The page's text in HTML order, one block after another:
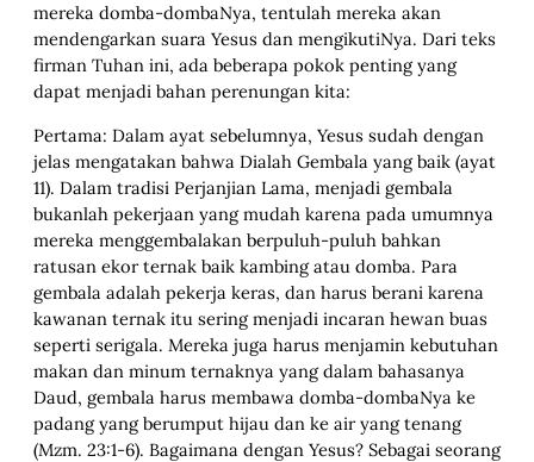
mereka domba-dombaNya, tentulah mereka akan
mendengarkan suara Yesus dan mengikutiNya. Dari teks
firman Tuhan ini, ada beberapa pokok penting yang
dapat menjadi bahan perenungan kita:
Pertama: Dalam ayat sebelumnya, Yesus sudah dengan
jelas mengatakan bahwa Dialah Gembala yang baik (ayat
11). Dalam tradisi Perjanjian Lama, menjadi gembala
bukanlah pekerjaan yang mudah karena pada umumnya
mereka menggembalakan berpuluh-puluh bahkan
ratusan ekor ternak baik kambing atau domba. Para
gembala adalah pekerja keras, dan harus berani karena
kawanan ternak itu sering menjadi incaran hewan buas
seperti serigala. Mereka juga harus menjamin kebutuhan
makan dan minum ternaknya yang dalam bahasanya
Daud, gembala harus membawa domba-dombaNya ke
padang yang berumput hijau dan ke air yang tenang
(Mzm. 23:1-6). Bagaimana dengan Yesus? Sebagai seorang